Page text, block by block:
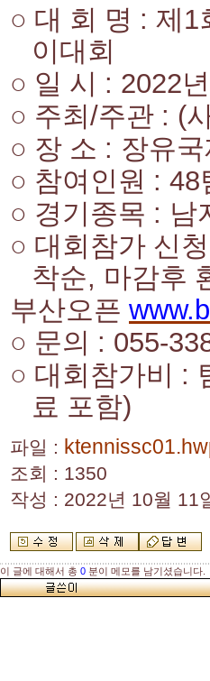
○ 대 회 명 : 제 1
이대회
○ 일 시 : 2022
○ 주최 /주관 : (
○ 장 소 : 장유
○ 참여인원 : 48
○ 경기종목 : 남
○ 대회참가 신
착순, 마감후
부산오픈
○ 문의 : 055-
○ 대회참가비 :
료 포함)
파일 :
조회 : 1350
작성 : 2022년 10월 11
이 글에 대해서 총 0 분이 메모를 남기셨습니다.